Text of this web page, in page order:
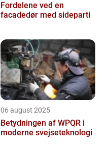
Fordelene ved en
facadedør med sideparti
06 august 2025
Betydningen af WPQR i
moderne svejseteknologi